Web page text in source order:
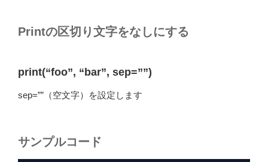
Printの区切り文字をなしにする
print(“foo”, “bar”, sep=””)
sep=””（空文字）を設定します
サンプルコード